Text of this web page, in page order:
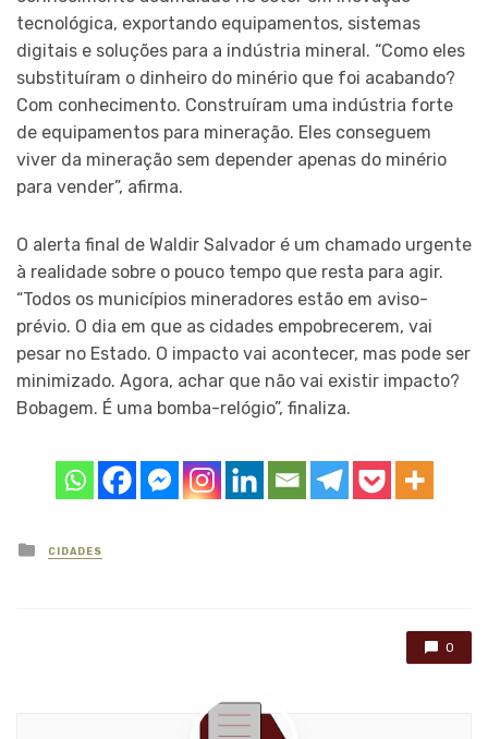
tecnológica, exportando equipamentos, sistemas
digitais e soluções para a indústria mineral. “Como eles
substituíram o dinheiro do minério que foi acabando?
Com conhecimento. Construíram uma indústria forte
de equipamentos para mineração. Eles conseguem
viver da mineração sem depender apenas do minério
para vender”, afirma.
O alerta final de Waldir Salvador é um chamado urgente
à realidade sobre o pouco tempo que resta para agir.
“Todos os municípios mineradores estão em aviso-
prévio. O dia em que as cidades empobrecerem, vai
pesar no Estado. O impacto vai acontecer, mas pode ser
minimizado. Agora, achar que não vai existir impacto?
Bobagem. É uma bomba-relógio”, finaliza.
Posted
in
CIDADES
0